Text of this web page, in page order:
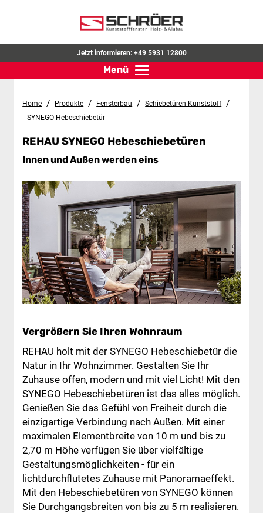
Jetzt informieren: +49 5931 12800
Toggle navigation
Menü
Home / Produkte / Fensterbau / Schiebetüren Kunststoff /
SYNEGO Hebeschiebetür
REHAU SYNEGO Hebeschiebetüren
Innen und Außen werden eins
Vergrößern Sie Ihren Wohnraum
REHAU holt mit der SYNEGO Hebeschiebetür die
Natur in Ihr Wohnzimmer. Gestalten Sie Ihr
Zuhause offen, modern und mit viel Licht! Mit den
SYNEGO Hebeschiebetüren ist das alles möglich.
Genießen Sie das Gefühl von Freiheit durch die
einzigartige Verbindung nach Außen. Mit einer
maximalen Elementbreite von 10 m und bis zu
2,70 m Höhe verfügen Sie über vielfältige
Gestaltungsmöglichkeiten - für ein
lichtdurchflutetes Zuhause mit Panoramaeffekt.
Mit den Hebeschiebetüren von SYNEGO können
Sie Durchgangsbreiten von bis zu 5 m realisieren.